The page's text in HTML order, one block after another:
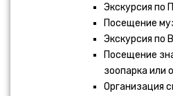
Экскурсия по
Посещение
Экскурсия по
Посещение
зоопарка или
Организация